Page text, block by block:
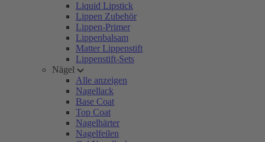
Liquid Lipstick
Lippen Zubehör
Lippen-Primer
Lippenbalsam
Matter Lippenstift
Lippenstift-Sets
Nägel
Alle anzeigen
Nagellack
Base Coat
Top Coat
Nagelhärter
Nagelfeilen